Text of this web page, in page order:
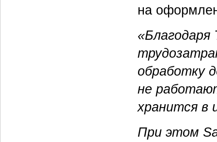
на
обработку
не
хранится в
При этом